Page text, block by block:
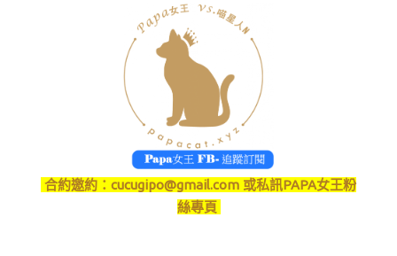
合約邀約： cucugipo@gmail.com 或私訊PAPA女王粉
絲專頁